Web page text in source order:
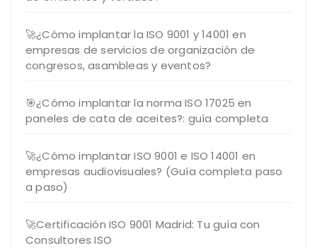
🚀¿Cómo implantar la ISO 9001 y 14001 en
empresas de servicios de organización de
congresos, asambleas y eventos?
🎯¿Cómo implantar la norma ISO 17025 en
paneles de cata de aceites?: guía completa
🚀¿Cómo implantar ISO 9001 e ISO 14001 en
empresas audiovisuales? (Guía completa paso
a paso)
🚀Certificación ISO 9001 Madrid: Tu guía con
Consultores ISO